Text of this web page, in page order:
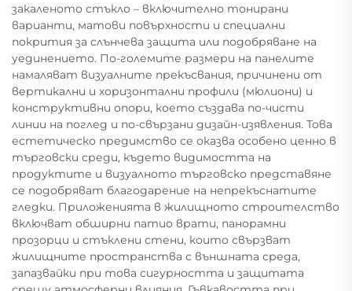
закаленото стъкло – включително тонирани
варианти, матови повърхности и специални
покрития за слънчева защита или подобряване на
уединението. По-големите размери на панелите
намаляват визуалните прекъсвания, причинени от
вертикални и хоризонтални профили (мюлиони) и
конструктивни опори, което създава по-чисти
линии на поглед и по-свързани дизайн-изявления. Това
естетическо предимство се оказва особено ценно в
търговски среди, където видимостта на
продуктите и визуалното търговско представяне
се подобряват благодарение на непрекъснатите
гледки. Приложенията в жилищното строителство
включват обширни патио врати, панорамни
прозорци и стъклени стени, които свързват
жилищните пространства с външната среда,
запазвайки при това сигурността и защитата